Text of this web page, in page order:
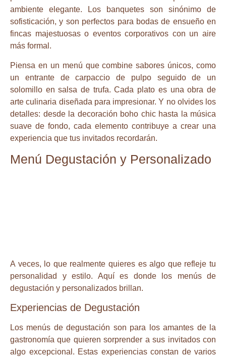
ambiente elegante. Los banquetes son sinónimo de
sofisticación, y son perfectos para bodas de ensueño en
fincas majestuosas o eventos corporativos con un aire
más formal.
Piensa en un menú que combine sabores únicos, como
un entrante de carpaccio de pulpo seguido de un
solomillo en salsa de trufa. Cada plato es una obra de
arte culinaria diseñada para impresionar. Y no olvides los
detalles: desde la decoración boho chic hasta la música
suave de fondo, cada elemento contribuye a crear una
experiencia que tus invitados recordarán.
Menú Degustación y Personalizado
A veces, lo que realmente quieres es algo que refleje tu
personalidad y estilo. Aquí es donde los menús de
degustación y personalizados brillan.
Experiencias de Degustación
Los menús de degustación son para los amantes de la
gastronomía que quieren sorprender a sus invitados con
algo excepcional. Estas experiencias constan de varios